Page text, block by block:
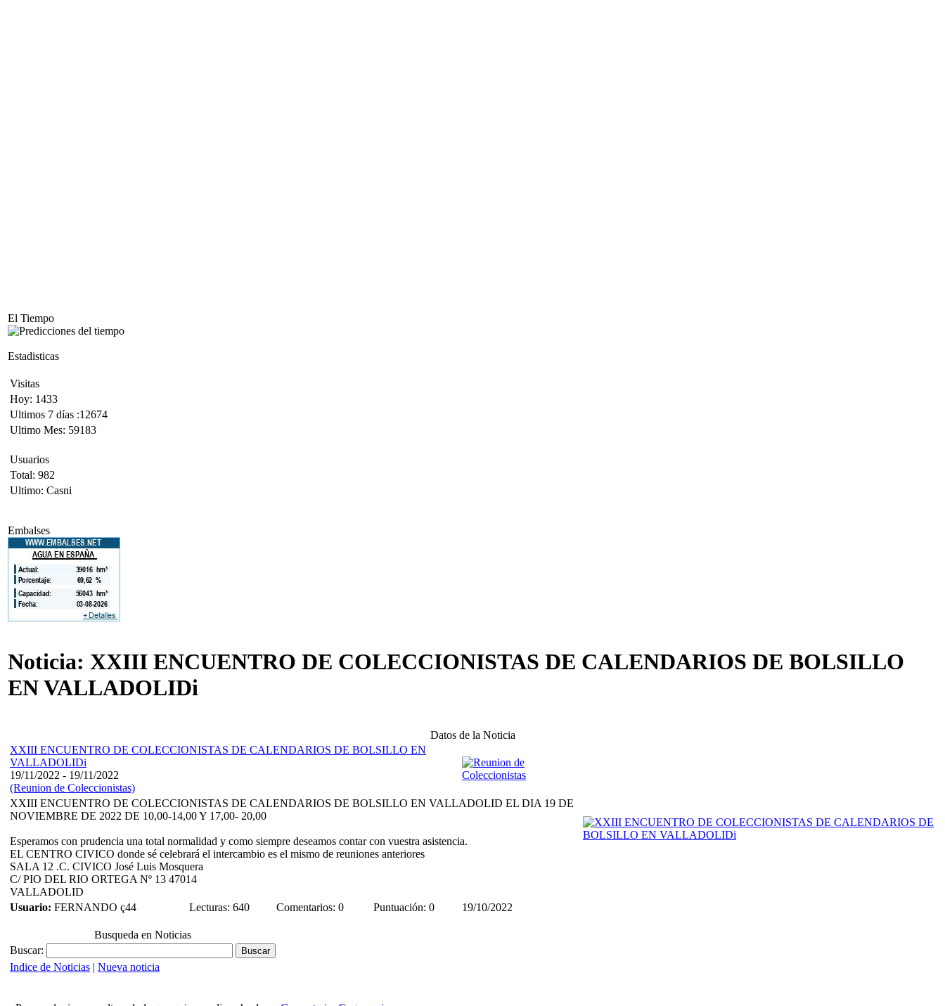
El Tiempo
Estadisticas
Visitas
Hoy: 1433
Ultimos 7 días :12674
Ultimo Mes: 59183
Usuarios
Total: 982
Ultimo: Casni
Embalses
Noticia: XXIII ENCUENTRO DE COLECCIONISTAS DE CALENDARIOS DE BOLSILLO
EN VALLADOLIDi
Datos de la Noticia
XXIII ENCUENTRO DE COLECCIONISTAS DE CALENDARIOS DE BOLSILLO EN
VALLADOLIDi
19/11/2022 - 19/11/2022
(Reunion de Coleccionistas)
XXIII ENCUENTRO DE COLECCIONISTAS DE CALENDARIOS DE BOLSILLO EN VALLADOLID EL DIA 19 DE
NOVIEMBRE DE 2022 DE 10,00-14,00 Y 17,00- 20,00
Esperamos con prudencia una total normalidad y como siempre deseamos contar con vuestra asistencia.
EL CENTRO CIVICO donde sé celebrará el intercambio es el mismo de reuniones anteriores
SALA 12 .C. CIVICO José Luis Mosquera
C/ PIO DEL RIO ORTEGA Nº 13 47014
VALLADOLID
Usuario: FERNANDO ç44 Lecturas: 640 Comentarios: 0 Puntuación: 0 19/10/2022
Busqueda en Noticias
Buscar:
Indice de Noticias | Nueva noticia